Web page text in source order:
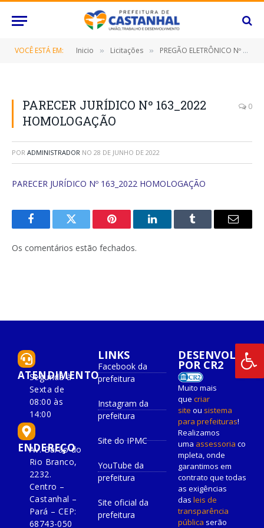
VOCÊ ESTÁ EM: Inicio » Licitações » PREGÃO ELETRÔNICO Nº 027/2022-SRP (CONTRATAÇÃO DE EMPRESA ESPECIALIZADA PARA FORNECIMENTO DE PEÇAS DE VESTUÁRIO (MALHARIA))
PARECER JURÍDICO Nº 163_2022
HOMOLOGAÇÃO
0
POR ADMINISTRADOR NO 28 DE JUNHO DE 2022
PARECER JURÍDICO Nº 163_2022 HOMOLOGAÇÃO
FacebookTwitter Pinterest O
Tumblr
E-
Os comentários estão fechados.
ATENDIMENTO
Segunda à
Sexta de
08:00 às
14:00
ENDEREÇO
Av. Barão do
Rio Branco,
2232.
Centro –
Castanhal –
Pará – CEP:
68743-050
LINKS
Facebook da
prefeitura
Instagram da
prefeitura
Site do IPMC
YouTube da
prefeitura
Site oficial da
prefeitura
DESENVOLVIDO
POR CR2
Muito mais
que criar
site ou sistema
para prefeituras!
Realizamos
uma assessoria co
mpleta, onde
garantimos em
contrato que todas
as exigências
das leis de
transparência
pública serão